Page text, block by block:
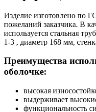
Изделие изготовлено по
пожеланий заказчика. В
используется стальная
1-3 , диаметр 168 мм,
Преимущества
оболочке:
высокая
выдерживает
функциональность